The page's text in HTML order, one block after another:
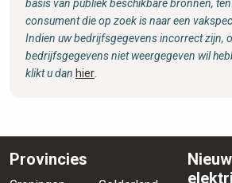
basis van publiek beschikbare bronnen,
consument die op zoek is naar een
Indien uw bedrijfsgegevens incorrect zijn,
bedrijfsgegevens niet weergegeven wil
klikt u dan hier
Provincies